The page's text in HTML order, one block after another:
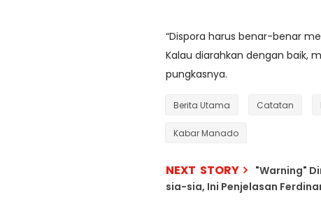
“Dispora harus benar-benar
Kalau diarahkan dengan baik,
pungkasnya.
Berita Utama Catatan
Kabar Manado
NEXT STORY
"Warning"
sia-sia, Ini Penjelasan